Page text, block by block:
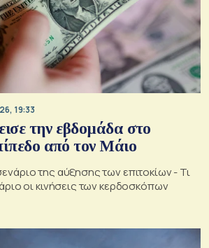
19:33
την εβδομάδα στο
από τον Μάιο
της αύξησης των επιτοκίων - Τι
οι κινήσεις των κερδοσκόπων